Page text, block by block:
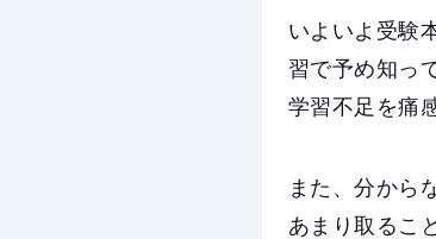
いよいよ受験
習で予め知っ
学習不足を痛
また、分から
あまり取るこ